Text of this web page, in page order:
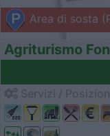
Area di sosta
Agriturismo